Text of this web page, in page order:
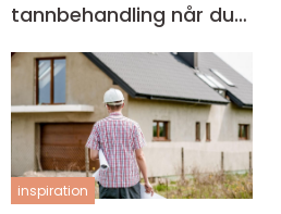
tannbehandling når du
trenger det
inspiration